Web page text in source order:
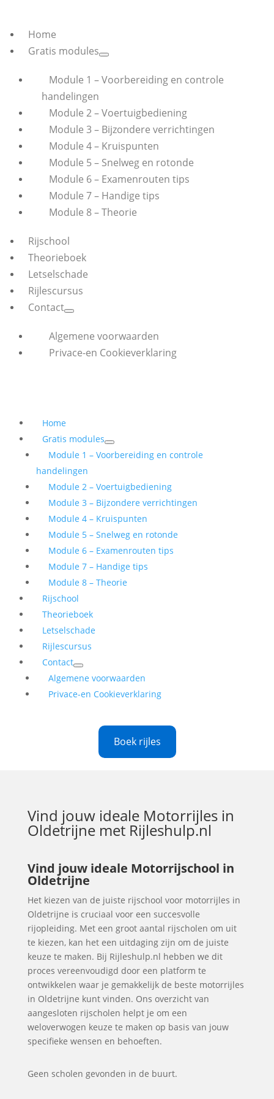
Home
Gratis modules
Module 1 – Voorbereiding en controle
handelingen
Module 2 – Voertuigbediening
Module 3 – Bijzondere verrichtingen
Module 4 – Kruispunten
Module 5 – Snelweg en rotonde
Module 6 – Examenrouten tips
Module 7 – Handige tips
Module 8 – Theorie
Rijschool
Theorieboek
Letselschade
Rijlescursus
Contact
Algemene voorwaarden
Privace-en Cookieverklaring
Home
Gratis modules
Module 1 – Voorbereiding en controle
handelingen
Module 2 – Voertuigbediening
Module 3 – Bijzondere verrichtingen
Module 4 – Kruispunten
Module 5 – Snelweg en rotonde
Module 6 – Examenrouten tips
Module 7 – Handige tips
Module 8 – Theorie
Rijschool
Theorieboek
Letselschade
Rijlescursus
Contact
Algemene voorwaarden
Privace-en Cookieverklaring
Boek rijles
Vind jouw ideale Motorrijles in
Oldetrijnemet Rijleshulp.nl
Vind jouw ideale Motorrijschool in
Oldetrijne
Het kiezen van de juiste rijschool voor motorrijles in
Oldetrijne is cruciaal voor een succesvolle
rijopleiding. Met een groot aantal rijscholen om uit
te kiezen, kan het een uitdaging zijn om de juiste
keuze te maken. Bij Rijleshulp.nl hebben we dit
proces vereenvoudigd door een platform te
ontwikkelen waar je gemakkelijk de beste motorrijles
in Oldetrijne kunt vinden. Ons overzicht van
aangesloten rijscholen helpt je om een
weloverwogen keuze te maken op basis van jouw
specifieke wensen en behoeften.
Geen scholen gevonden in de buurt.